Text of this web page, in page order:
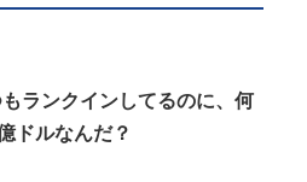
ランクインしてるのに、何
ドルなんだ？